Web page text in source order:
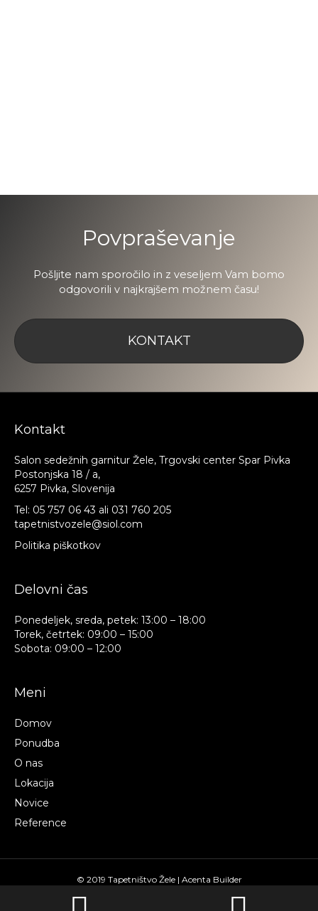
Povpraševanje
Pošljite nam sporočilo in z veseljem Vam bomo
odgovorili v najkrajšem možnem času!
KONTAKT
Kontakt
Salon sedežnih garnitur Žele, Trgovski center Spar Pivka
Postonjska 18 / a,
6257 Pivka, Slovenija
Tel: 05 757 06 43 ali 031 760 205
tapetnistvozele@siol.com
Politika piškotkov
Delovni čas
Ponedeljek, sreda, petek: 13:00 – 18:00
Torek, četrtek: 09:00 – 15:00
Sobota: 09:00 – 12:00
Meni
Domov
Ponudba
O nas
Lokacija
Novice
Reference
© 2019 Tapetništvo Žele | Acenta Builder